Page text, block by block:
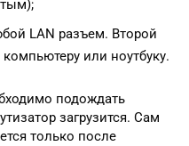
LAN разъем. Второй
или ноутбуку.
подождать
загрузится. Сам
только после